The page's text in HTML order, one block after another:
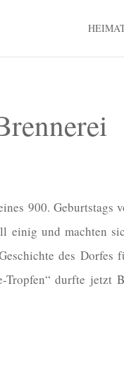
900.
einig und machten
des
Tropfen“ durfte jetzt